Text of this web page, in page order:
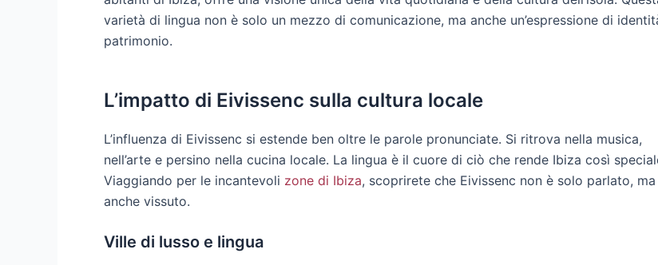
varietà di lingua non è solo un mezzo di comunicazione, ma anche un’espressione di
patrimonio.
L’impatto di Eivissenc sulla cultura locale
L’influenza di Eivissenc si estende ben oltre le parole pronunciate. Si ritrova nella musica,
nell’arte e persino nella cucina locale. La lingua è il cuore di ciò che rende Ibiza così
Viaggiando per le incantevoli zone di Ibiza, scoprirete che Eivissenc non è solo parlato, ma
anche vissuto.
Ville di lusso e lingua